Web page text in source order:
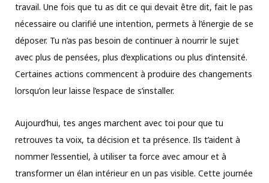
travail. Une fois que tu as dit ce qui devait être dit, fait le pas
nécessaire ou clarifié une intention, permets à l’énergie de se
déposer. Tu n’as pas besoin de continuer à nourrir le sujet
avec plus de pensées, plus d’explications ou plus d’intensité.
Certaines actions commencent à produire des changements
lorsqu’on leur laisse l’espace de s’installer.
Aujourd’hui, tes anges marchent avec toi pour que tu
retrouves ta voix, ta décision et ta présence. Ils t’aident à
nommer l’essentiel, à utiliser ta force avec amour et à
transformer un élan intérieur en un pas visible. Cette journée